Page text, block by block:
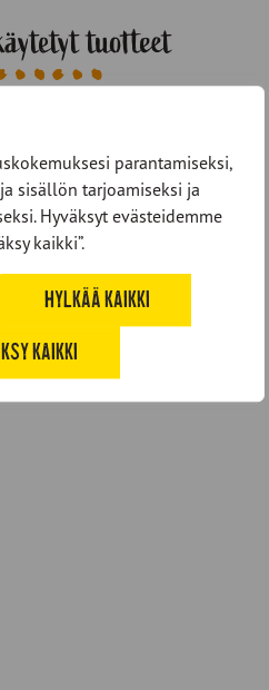
parantamiseksi,
sisällön tarjoamiseksi ja
Hyväksyt evästeidemme
kaikki”.
HYLKÄÄ KAIKKI
KAIKKI
tuotteet